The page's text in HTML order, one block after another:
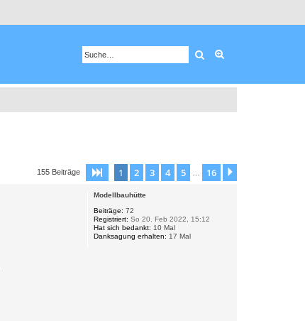
Suche
155 Beiträge Seite von16
1 2 3 4 5 16
Modellbauhütte
Beiträge: 72
Registriert: So 20. Feb 2022, 15:12
Hat sich bedankt: 10 Mal
Danksagung erhalten: 17 Mal